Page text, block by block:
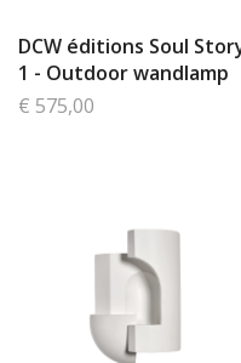
DCW éditions Soul
1 - Outdoor wandlamp
€ 575,00